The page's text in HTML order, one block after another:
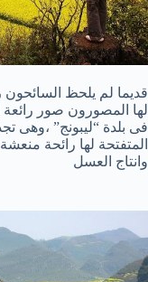
قديما لم يلحظ
لها المصورون صور
فى بلدة “ليبونج” ،وهى
المتفتحة لها رائحة
وانتاج العسل